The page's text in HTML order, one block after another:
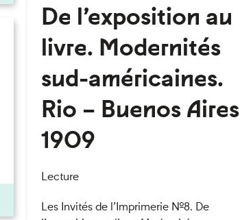
De l’exposition au
livre. Modernités
sud-américaines.
Rio – Buenos Aires
1909
Lecture
Les Invités de l’Imprimerie n°8. De
des cookies